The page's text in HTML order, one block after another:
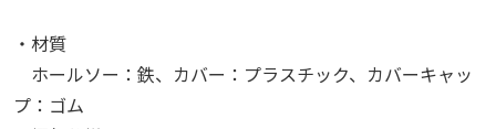
・材質
ホールソー：鉄、カバー：プラスチック、カバーキャッ
プ：ゴム